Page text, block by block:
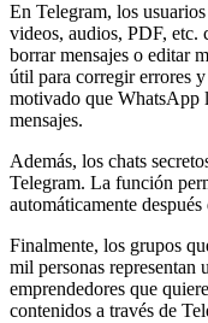
En Telegram, los
videos, audios, PDF, etc.
borrar mensajes o editar
útil para corregir errores
motivado que WhatsApp
mensajes.
Además, los chats
Telegram. La función
automáticamente
Finalmente, los grupos
mil personas representan
emprendedores que
contenidos a través de